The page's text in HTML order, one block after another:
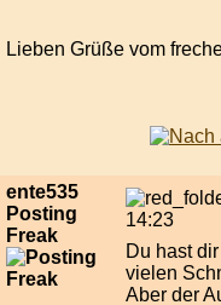
Lieben Grüße vom
ente535
Posting
Freak
14:23
Du hast
vielen
Aber der